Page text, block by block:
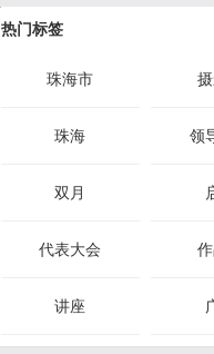
热门标签
珠海市
珠海 领
双月
代表大会
讲座